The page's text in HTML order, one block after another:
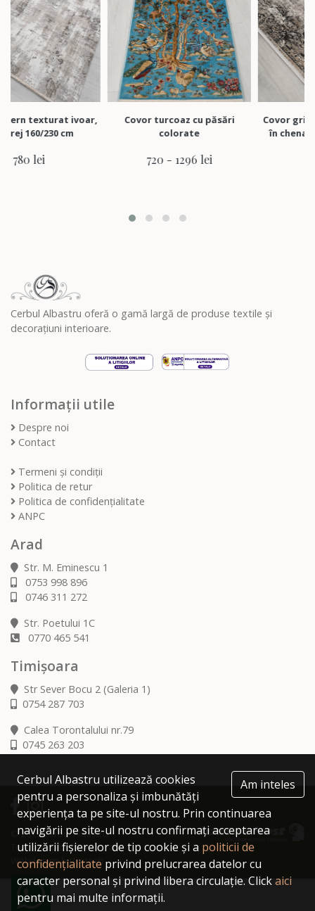
ivoar,
230 cm
Covor turcoaz cu păsări
colorate
720 - 1296 lei
Covor gri în
în chenar clasic
Cerbul Albastru oferă o gamă largă de produse textile și
decorațiuni interioare.
Informații utile
Despre noi
Contact
Termeni și condiții
Politica de retur
Politica de confidențialitate
ANPC
Arad
Str. M. Eminescu 1
0753 998 896
0746 311 272
Str. Poetului 1C
0770 465 541
Timișoara
Str Sever Bocu 2 (Galeria 1)
0754 287 703
Calea Torontalului nr.79
0745 263 203
© 2019 Cerbul Albastru.
Toate drepturile rezervate.
Webdesign by Icetech
Am inteles
Cerbul Albastru utilizează cookies
pentru a personaliza și imbunătăți
experiența ta pe site-ul nostru. Prin continuarea
navigării pe site-ul nostru confirmați acceptarea
utilizării fișierelor de tip cookie și a politicii de
confidențialitate privind prelucrarea datelor cu
caracter personal și privind libera circulație. Clickaici
pentru mai multe informații.